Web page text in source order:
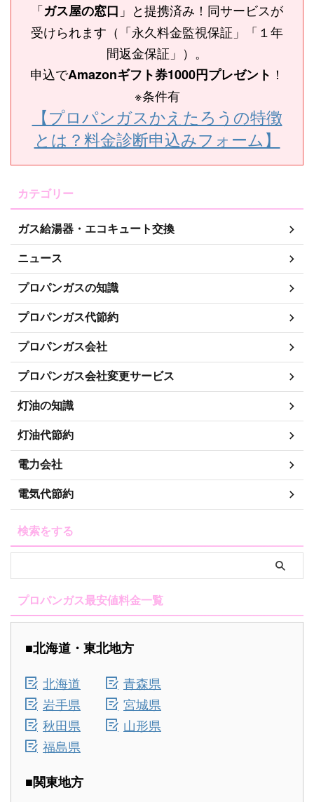
「ガス屋の窓口 」と提携済み！同サービスが
受けられます（「永久料金監視保証」「１年
間返金保証」）。
申込でAmazonギフト券1000円プレゼント ！
※条件有
【プロパンガスかえたろうの特徴
とは？料金診断申込みフォーム】
カテゴリー
ガス給湯器・エコキュート交換
ニュース
プロパンガスの知識
プロパンガス代節約
プロパンガス会社
プロパンガス会社変更サービス
灯油の知識
灯油代節約
電力会社
電気代節約
検索をする
プロパンガス最安値料金一覧
■北海道・東北地方
北海道
青森県
岩手県
宮城県
秋田県
山形県
福島県
■関東地方